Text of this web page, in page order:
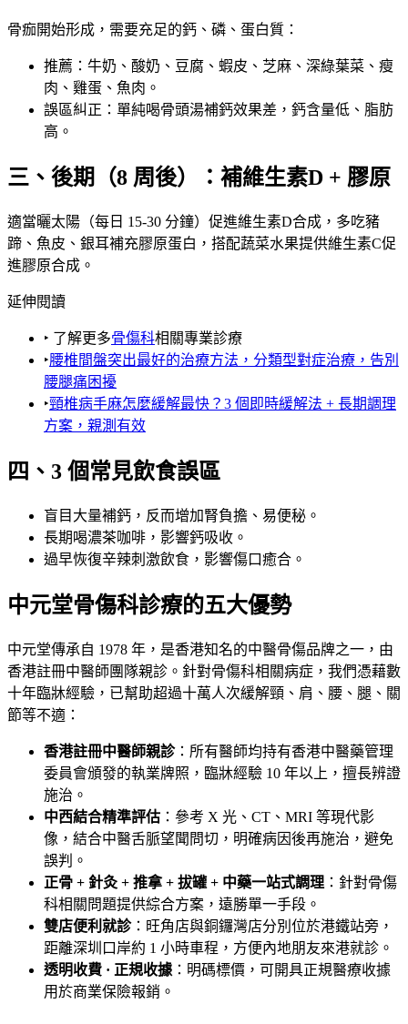
骨痂開始形成，需要充足的鈣、磷、蛋白質：
推薦：牛奶、酸奶、豆腐、蝦皮、芝麻、深綠葉菜、瘦
肉、雞蛋、魚肉。
誤區糾正：單純喝骨頭湯補鈣效果差，鈣含量低、脂肪
高。
三、後期（8 周後）：補維生素D + 膠原
適當曬太陽（每日 15-30 分鐘）促進維生素D合成，多吃豬
蹄、魚皮、銀耳補充膠原蛋白，搭配蔬菜水果提供維生素C促
進膠原合成。
延伸閱讀
‣ 了解更多骨傷科相關專業診療
‣腰椎間盤突出最好的治療方法，分類型對症治療，告別
腰腿痛困擾
‣頸椎病手麻怎麼緩解最快？3 個即時緩解法 + 長期調理
方案，親測有效
四、3 個常見飲食誤區
盲目大量補鈣，反而增加腎負擔、易便秘。
長期喝濃茶咖啡，影響鈣吸收。
過早恢復辛辣刺激飲食，影響傷口癒合。
中元堂骨傷科診療的五大優勢
中元堂傳承自 1978 年，是香港知名的中醫骨傷品牌之一，由
香港註冊中醫師團隊親診。針對骨傷科相關病症，我們憑藉數
十年臨牀經驗，已幫助超過十萬人次緩解頸、肩、腰、腿、關
節等不適：
香港註冊中醫師親診：所有醫師均持有香港中醫藥管理
委員會頒發的執業牌照，臨牀經驗 10 年以上，擅長辨證
施治。
中西結合精準評估 ：參考 X 光、CT、MRI 等現代影
像，結合中醫舌脈望聞問切，明確病因後再施治，避免
誤判。
正骨 + 針灸 + 推拿 + 拔罐 + 中藥一站式調理 ：針對骨傷
科相關問題提供綜合方案，遠勝單一手段。
雙店便利就診：旺角店與銅鑼灣店分別位於港鐵站旁，
距離深圳口岸約 1 小時車程，方便內地朋友來港就診。
透明收費 · 正規收據 ：明碼標價，可開具正規醫療收據
用於商業保險報銷。